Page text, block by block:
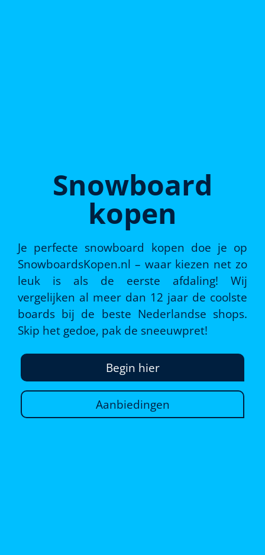
Snowboard
kopen
Je perfecte snowboard kopen doe je op
SnowboardsKopen.nl – waar kiezen net zo
leuk is als de eerste afdaling! Wij
vergelijken al meer dan 12 jaar de coolste
boards bij de beste Nederlandse shops.
Skip het gedoe, pak de sneeuwpret!
Begin hier
Aanbiedingen